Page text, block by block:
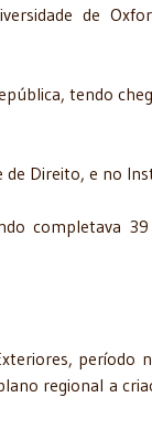
de
tendo
de Direito, e no
completava
período
regional a